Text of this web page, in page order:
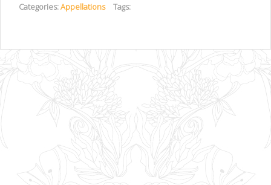
Categories:Appellations Tags: